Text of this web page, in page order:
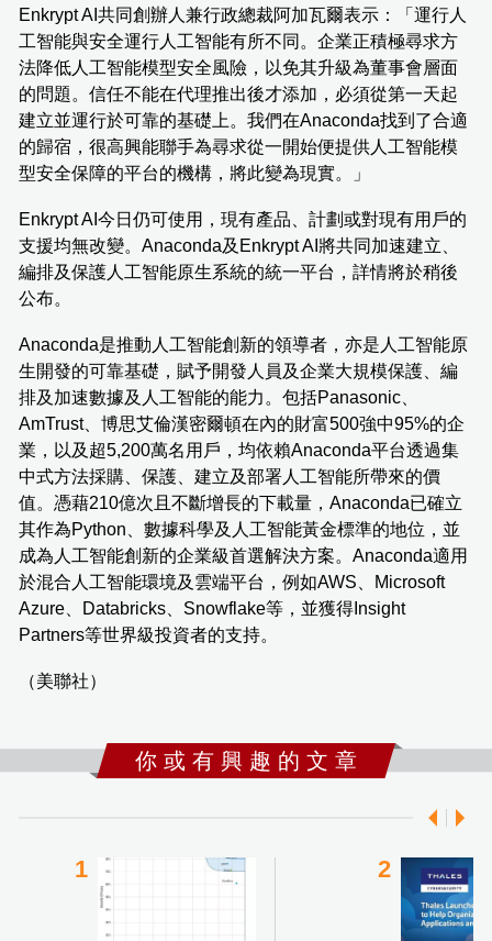
Enkrypt AI共同創辦人兼行政總裁阿加瓦爾表示：「運行人
工智能與安全運行人工智能有所不同。企業正積極尋求方
法降低人工智能模型安全風險，以免其升級為董事會層面
的問題。信任不能在代理推出後才添加，必須從第一天起
建立並運行於可靠的基礎上。我們在Anaconda找到了合適
的歸宿，很高興能聯手為尋求從一開始便提供人工智能模
型安全保障的平台的機構，將此變為現實。」
Enkrypt AI今日仍可使用，現有產品、計劃或對現有用戶的
支援均無改變。Anaconda及Enkrypt AI將共同加速建立、
編排及保護人工智能原生系統的統一平台，詳情將於稍後
公布。
Anaconda是推動人工智能創新的領導者，亦是人工智能原
生開發的可靠基礎，賦予開發人員及企業大規模保護、編
排及加速數據及人工智能的能力。包括Panasonic、
AmTrust、博思艾倫漢密爾頓在內的財富500強中95%的企
業，以及超5,200萬名用戶，均依賴Anaconda平台透過集
中式方法採購、保護、建立及部署人工智能所帶來的價
值。憑藉210億次且不斷增長的下載量，Anaconda已確立
其作為Python、數據科學及人工智能黃金標準的地位，並
成為人工智能創新的企業級首選解決方案。Anaconda適用
於混合人工智能環境及雲端平台，例如AWS、Microsoft
Azure、Databricks、Snowflake等，並獲得Insight
Partners等世界級投資者的支持。
（美聯社）
你 或 有 興 趣 的 文 章